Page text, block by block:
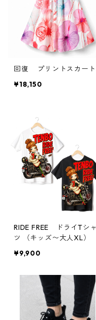
回復 プリントスカート
¥18,150
RIDE FREE ドライTシャ
ツ （キッズ〜大人XL）
¥9,900